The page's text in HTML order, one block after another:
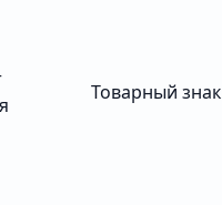
Товарный знак